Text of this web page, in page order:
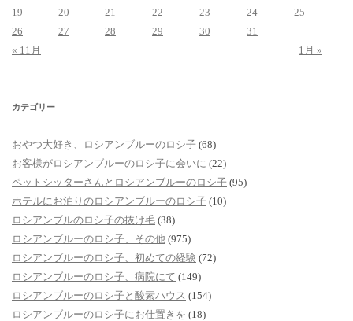
19
20 21 22 23 24
25
26
27 28 29 30
31
« 11月
1月 »
カテゴリー
おやつ大好き、ロシアンブルーのロシ子 (68)
お客様がロシアンブルーのロシ子に会いに (22)
ペットシッターさんとロシアンブルーのロシ子 (95)
ホテルにお泊りのロシアンブルーのロシ子 (10)
ロシアンブルのロシ子の抜け毛 (38)
ロシアンブルーのロシ子、その他 (975)
ロシアンブルーのロシ子、初めての経験 (72)
ロシアンブルーのロシ子、病院にて (149)
ロシアンブルーのロシ子と酸素ハウス (154)
ロシアンブルーのロシ子にお仕置きを (18)